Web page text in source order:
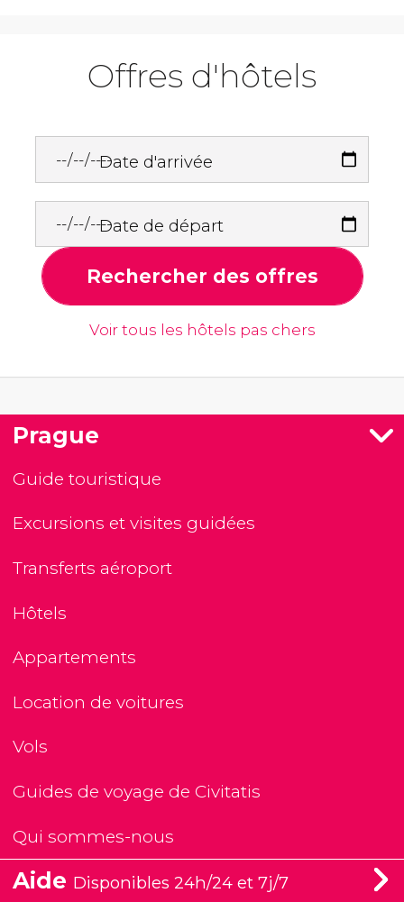
Offres d'hôtels
Date d'arrivée
Date de départ
Rechercher des offres
Voir tous les hôtels pas chers
Prague
Guide touristique
Excursions et visites guidées
Transferts aéroport
Hôtels
Appartements
Location de voitures
Vols
Guides de voyage de Civitatis
Qui sommes-nous
Aide Disponibles 24h/24 et 7j/7